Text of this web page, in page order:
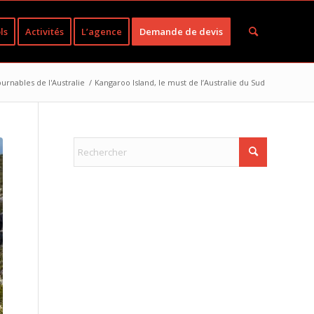
Activités L’agence Demande de devis
de l'Australie / Kangaroo Island, le must de l’Australie du Sud